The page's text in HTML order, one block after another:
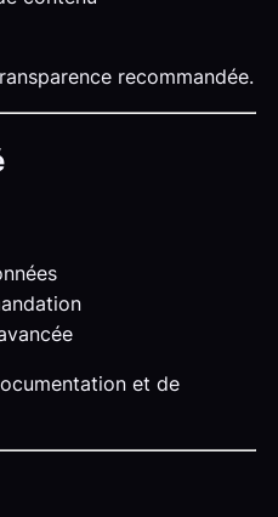
recommandée.
et de